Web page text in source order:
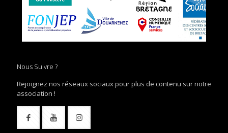
Nous Suivre ?
Rejoignez nos réseaux sociaux pour plus de contenu sur notre
association !